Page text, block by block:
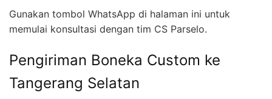
Gunakan tombol WhatsApp di halaman ini untuk
memulai konsultasi dengan tim CS Parselo.
Pengiriman Boneka Custom ke
Tangerang Selatan